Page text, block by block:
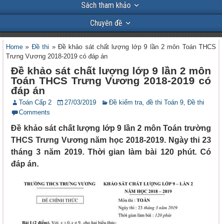
Sách tham khảo
Chuyên đề
Home » Đề thi » Đề khảo sát chất lượng lớp 9 lần 2 môn Toán THCS
Trưng Vương 2018-2019 có đáp án
Đề khảo sát chất lượng lớp 9 lần 2 môn
Toán THCS Trưng Vương 2018-2019 có
đáp án
Toán Cấp 2 27/03/2019 Đề kiểm tra, đề thi Toán 9, Đề thi
Comments
Đề khảo sát chất lượng lớp 9 lần 2 môn Toán trường
THCS Trưng Vương năm học 2018-2019. Ngày thi 23
tháng 3 năm 2019. Thời gian làm bài 120 phút. Có
đáp án.